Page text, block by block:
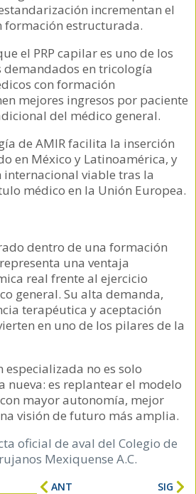
incrementan el
formación estructurada.
el PRP capilar es uno de los
en tricología
con formación
mejores ingresos por paciente
del médico general.
de AMIR facilita la inserción
en México y Latinoamérica, y
viable tras la
médico en la Unión Europea.
dentro de una formación
una ventaja
real frente al ejercicio
general. Su alta demanda,
terapéutica y aceptación
en uno de los pilares de la
no es solo
nueva: es replantear el modelo
mayor autonomía, mejor
visión de futuro más amplia.
oficial de aval del Colegio de
Mexiquense A.C.
ANT SIG